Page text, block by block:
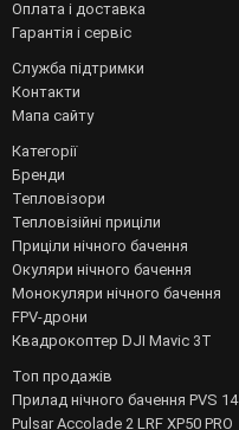
Оплата і доставка
Гарантія і сервіс
Служба підтримки
Контакти
Мапа сайту
Категорії
Бренди
Тепловізори
Тепловізійні приціли
Приціли нічного бачення
Окуляри нічного бачення
Монокуляри нічного бачення
FPV-дрони
Квадрокоптер DJI Mavic 3T
Топ продажів
Прилад нічного бачення PVS 14
Pulsar Accolade 2 LRF XP50 PRO